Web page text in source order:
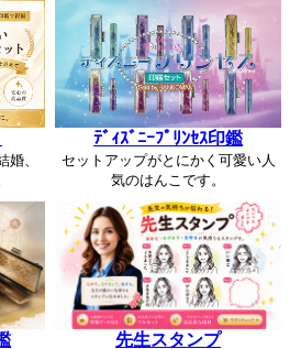
婚、
ﾃﾞｨｽﾞﾆｰﾌﾟﾘﾝｾｽ印鑑
セットアップがとにかく可愛い人
気のはんこです。
先生スタンプ